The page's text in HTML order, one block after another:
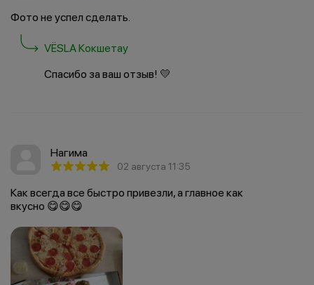
Фото не успел сделать.
VËSLA Кокшетау
Спасибо за ваш отзыв! 💛
Нагима
02 августа 11:35
Как всегда все быстро привезли, а главное как
вкусно 😋😋😋